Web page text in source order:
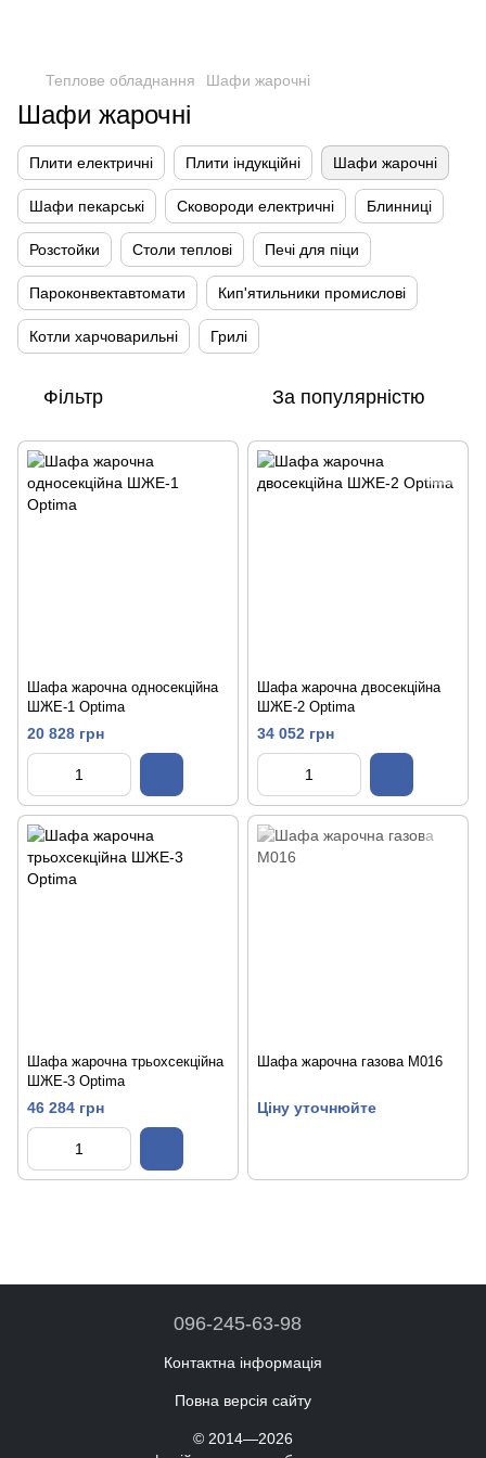
Теплове обладнання Шафи жарочні
Шафи жарочні
Плити електричні Плити індукційні Шафи жарочні
Шафи пекарські Сковороди електричні Блинниці
Розстойки Столи теплові Печі для піци
Пароконвектавтомати Кип'ятильники промислові
Котли харчоварильні Грилі
Фільтр За популярністю
Шафа жарочна односекційна
ШЖЕ-1 Optima
20 828 грн
Шафа жарочна двосекційна
ШЖЕ-2 Optima
34 052 грн
Шафа жарочна трьохсекційна
ШЖЕ-3 Optima
46 284 грн
Шафа жарочна газова M016
Ціну уточнюйте
096-245-63-98
Контактна інформація
Повна версія сайту
© 2014—2026